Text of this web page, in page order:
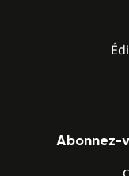
Abonnez-